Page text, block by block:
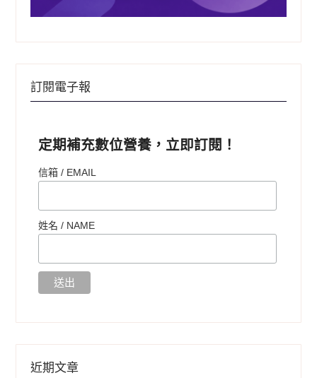
訂閱電子報
定期補充數位營養，立即訂閱！
信箱 / EMAIL
姓名 / NAME
近期文章